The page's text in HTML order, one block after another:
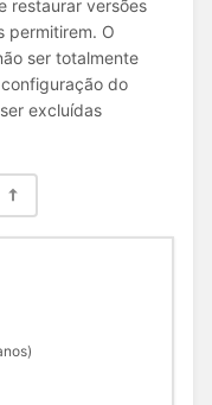
restaurar versões
permitirem. O
ser totalmente
do
excluídas